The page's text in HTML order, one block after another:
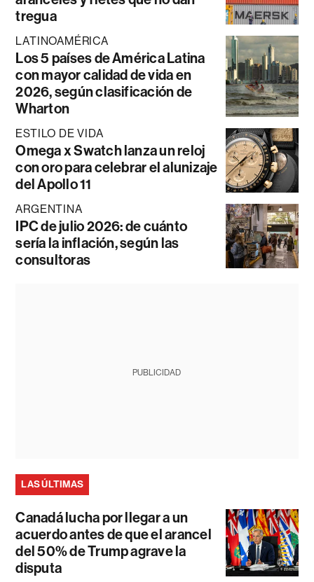
tregua
LATINOAMÉRICA
Los 5 países de América Latina
con mayor calidad de vida en
2026, según clasificación de
Wharton
ESTILO DE VIDA
Omega x Swatch lanza un reloj
con oro para celebrar el alunizaje
del Apollo 11
ARGENTINA
IPC de julio 2026: de cuánto
sería la inflación, según las
consultoras
PUBLICIDAD
LAS ÚLTIMAS
Canadá lucha por llegar a un
acuerdo antes de que el arancel
del 50% de Trump agrave la
disputa